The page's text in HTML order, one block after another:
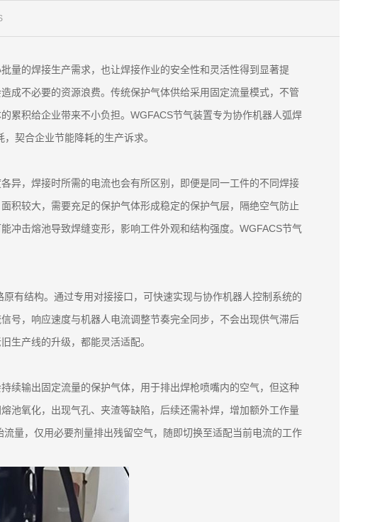
量的焊接生产需求，也让焊接作业的安全性和灵活性得到显著提
成不必要的资源浪费。传统保护气体供给采用固定流量模式，不管
累积给企业带来不小负担。WGFACS节气装置专为协作机器人弧焊
契合企业节能降耗的生产诉求。
异，焊接时所需的电流也会有所区别，即便是同一工件的不同焊接
积较大，需要充足的保护气体形成稳定的保护气层，隔绝空气防止
冲击熔池导致焊缝变形，影响工件外观和结构强度。WGFACS节气
有结构。通过专用对接接口，可快速实现与协作机器人控制系统的
号，响应速度与机器人电流调整节奏完全同步，不会出现供气滞后
生产线的升级，都能灵活适配。
续输出固定流量的保护气体，用于排出焊枪喷嘴内的空气，但这种
池氧化，出现气孔、夹渣等缺陷，后续还需补焊，增加额外工作量
量，仅用必要剂量排出残留空气，随即切换至适配当前电流的工作